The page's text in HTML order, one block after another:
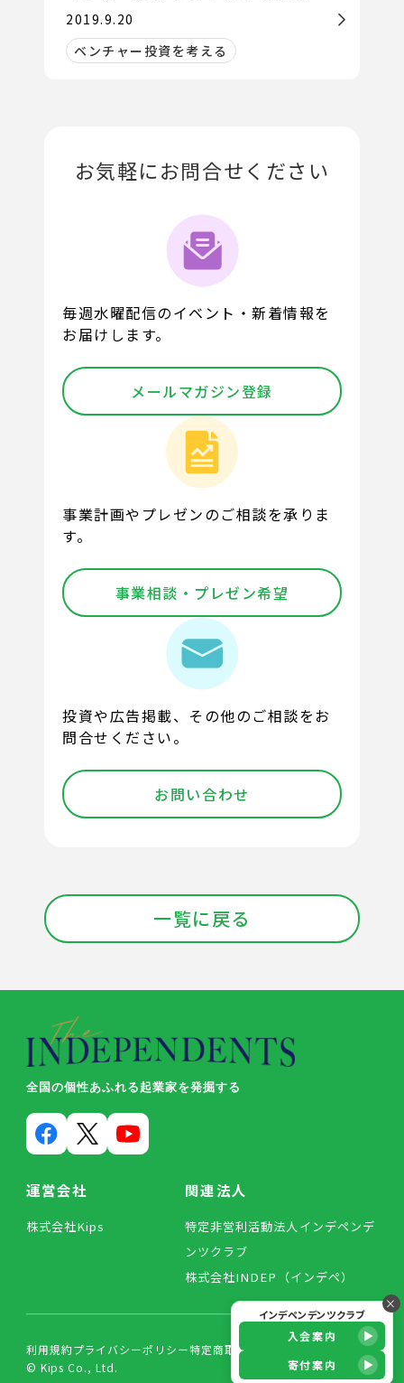
2019.9.20
ベンチャー投資を考える
お気軽にお問合せください
毎週水曜配信のイベント・新着情報を
お届けします。
メールマガジン登録
事業計画やプレゼンのご相談を承りま
す。
事業相談・プレゼン希望
投資や広告掲載、その他のご相談をお
問合せください。
お問い合わせ
一覧に戻る
×
インデペンデンツクラブ
入会案内
寄付案内
全国の個性あふれる起業家を発掘する
運営会社
株式会社Kips
関連法人
特定非営利活動法人インデペンデ
ンツクラブ
株式会社INDEP（インデペ）
利用規約プライバシーポリシー特定商取引法に基づく表記
© Kips Co., Ltd.